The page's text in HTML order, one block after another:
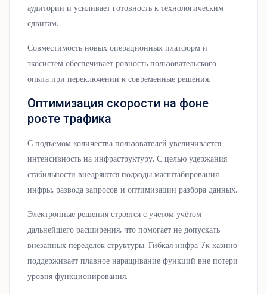
аудитории и усиливает готовность к технологическим
сдвигам.
Совместимость новых операционных платформ и
экосистем обеспечивает ровность пользовательского
опыта при переключении к современные решения.
Оптимизация скорости на фоне
росте трафика
С подъёмом количества пользователей увеличивается
интенсивность на инфраструктуру. С целью удержания
стабильности внедряются подходы масштабирования
инфры, развода запросов и оптимизации разбора данных.
Электронные решения строятся с учётом учётом
дальнейшего расширения, что помогает не допускать
внезапных переделок структуры. Гибкая инфра 7к казино
поддерживает плавное наращивание функций вне потери
уровня функционирования.